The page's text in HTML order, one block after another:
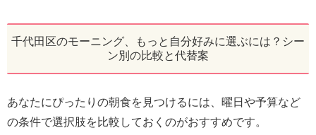
千代田区のモーニング、もっと自分好みに選ぶには？シー
ン別の比較と代替案
あなたにぴったりの朝食を見つけるには、曜日や予算など
の条件で選択肢を比較しておくのがおすすめです。